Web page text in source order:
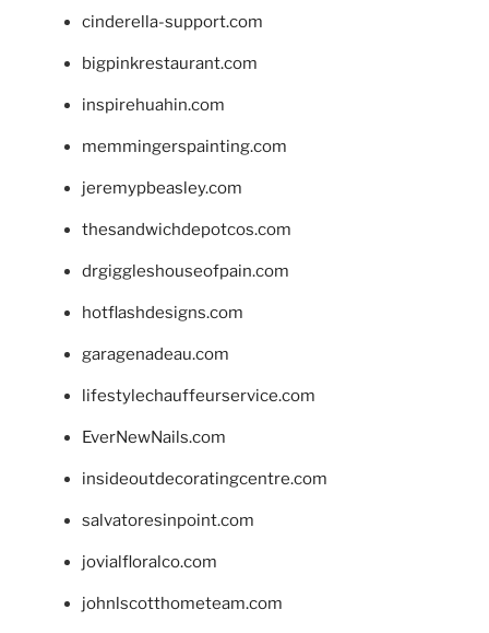
cinderella-support.com
bigpinkrestaurant.com
inspirehuahin.com
memmingerspainting.com
jeremypbeasley.com
thesandwichdepotcos.com
drgiggleshouseofpain.com
hotflashdesigns.com
garagenadeau.com
lifestylechauffeurservice.com
EverNewNails.com
insideoutdecoratingcentre.com
salvatoresinpoint.com
jovialfloralco.com
johnlscotthometeam.com